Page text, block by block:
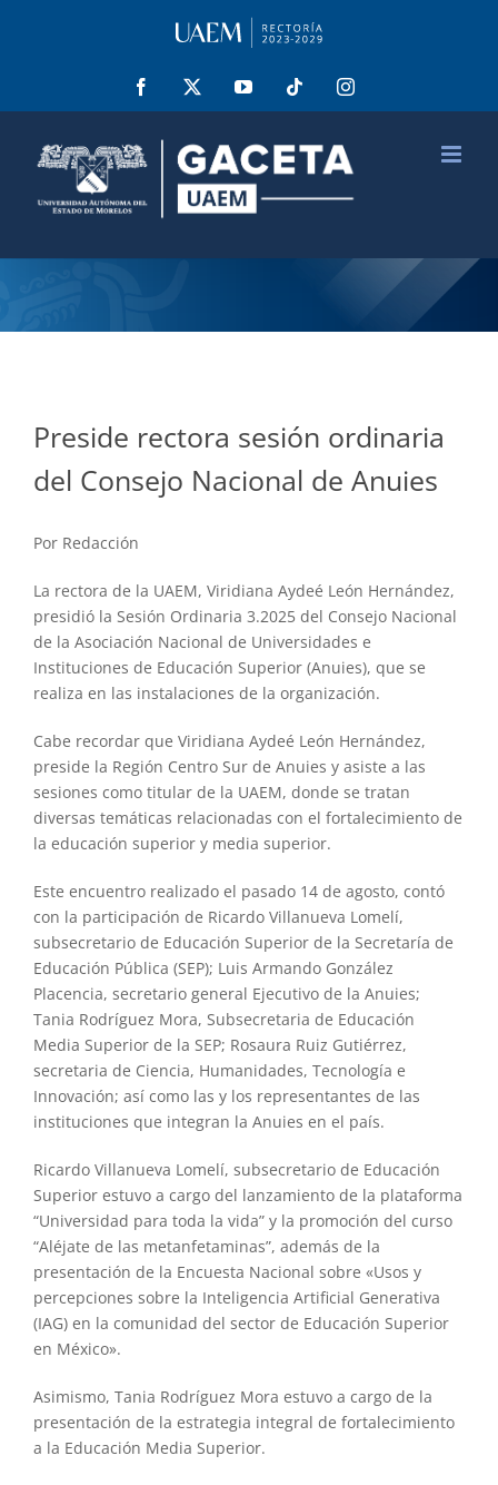
Facebook YouTube Tiktok Instagram
Preside rectora sesión ordinaria
del Consejo Nacional de Anuies
Por Redacción
La rectora de la UAEM, Viridiana Aydeé León Hernández,
presidió la Sesión Ordinaria 3.2025 del Consejo Nacional
de la Asociación Nacional de Universidades e
Instituciones de Educación Superior (Anuies), que se
realiza en las instalaciones de la organización.
Cabe recordar que Viridiana Aydeé León Hernández,
preside la Región Centro Sur de Anuies y asiste a las
sesiones como titular de la UAEM, donde se tratan
diversas temáticas relacionadas con el fortalecimiento de
la educación superior y media superior.
Este encuentro realizado el pasado 14 de agosto, contó
con la participación de Ricardo Villanueva Lomelí,
subsecretario de Educación Superior de la Secretaría de
Educación Pública (SEP); Luis Armando González
Placencia, secretario general Ejecutivo de la Anuies;
Tania Rodríguez Mora, Subsecretaria de Educación
Media Superior de la SEP; Rosaura Ruiz Gutiérrez,
secretaria de Ciencia, Humanidades, Tecnología e
Innovación; así como las y los representantes de las
instituciones que integran la Anuies en el país.
Ricardo Villanueva Lomelí, subsecretario de Educación
Superior estuvo a cargo del lanzamiento de la plataforma
“Universidad para toda la vida” y la promoción del curso
“Aléjate de las metanfetaminas”, además de la
presentación de la Encuesta Nacional sobre «Usos y
percepciones sobre la Inteligencia Artificial Generativa
(IAG) en la comunidad del sector de Educación Superior
en México».
Asimismo, Tania Rodríguez Mora estuvo a cargo de la
presentación de la estrategia integral de fortalecimiento
a la Educación Media Superior.